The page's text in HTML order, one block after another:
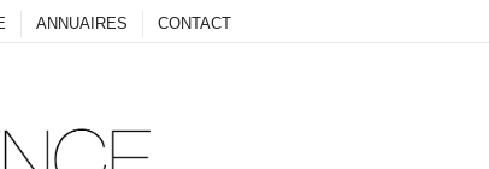
ANNUAIRES CONTACT